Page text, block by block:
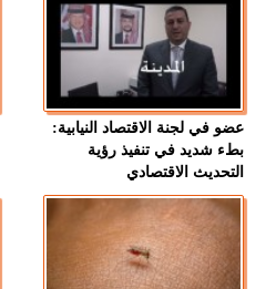
عضو في لجنة الاقتصاد النيابية:
بطء شديد في تنفيذ رؤية
التحديث الاقتصادي